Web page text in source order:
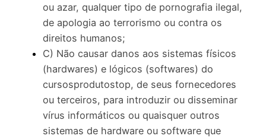
ou azar, qualquer tipo de pornografia ilegal,
de apologia ao terrorismo ou contra os
direitos humanos;
C) Não causar danos aos sistemas físicos
(hardwares) e lógicos (softwares) do
cursosprodutostop, de seus fornecedores
ou terceiros, para introduzir ou disseminar
vírus informáticos ou quaisquer outros
sistemas de hardware ou software que